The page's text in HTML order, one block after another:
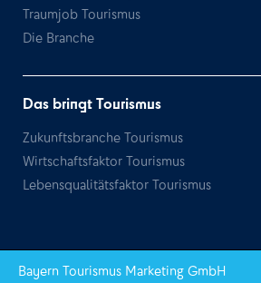
Traumjob Tourismus
Die Branche
Das bringt Tourismus
Zukunftsbranche Tourismus
Wirtschaftsfaktor Tourismus
Lebensqualitätsfaktor Tourismus
Bayern Tourismus Marketing GmbH